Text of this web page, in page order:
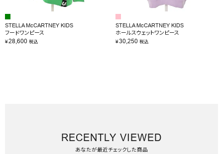
STELLA McCARTNEY KIDS
フードワンピース
¥28,600 税込
STELLA McCARTNEY KIDS
ホールスウェットワンピース
¥30,250 税込
RECENTLY VIEWED
あなたが最近チェックした商品